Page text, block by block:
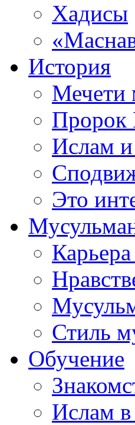
Хадисы
История
Мечети
Пророк
Ислам и
Это
Стиль
Обучение
Ислам